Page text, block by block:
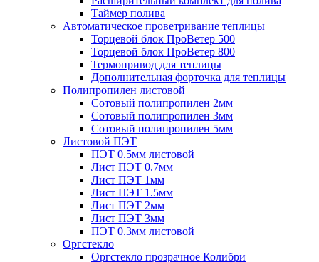
Таймер полива
Автоматическое проветривание теплицы
Торцевой блок ПроВетер 500
Торцевой блок ПроВетер 800
Термопривод для теплицы
Дополнительная форточка для теплицы
Полипропилен листовой
Сотовый полипропилен 2мм
Сотовый полипропилен 3мм
Сотовый полипропилен 5мм
Листовой ПЭТ
ПЭТ 0.5мм листовой
Лист ПЭТ 0.7мм
Лист ПЭТ 1мм
Лист ПЭТ 1.5мм
Лист ПЭТ 2мм
Лист ПЭТ 3мм
ПЭТ 0.3мм листовой
Оргстекло
Оргстекло прозрачное Колибри